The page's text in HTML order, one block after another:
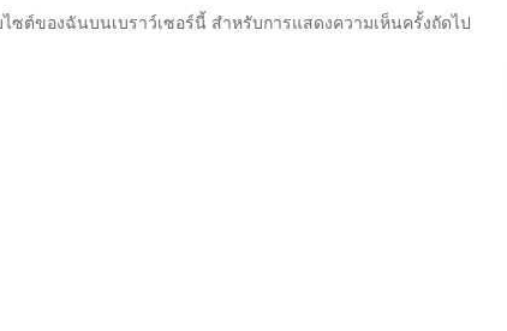
ซต์ของฉันบนเบราว์เซอร์นี้ สำหรับการแสดงความเห็นครั้งถัดไป